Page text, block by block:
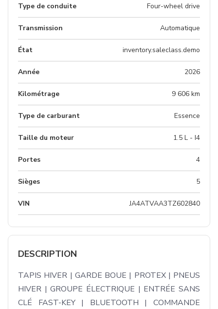
Type de conduite Four-wheel drive
Transmission Automatique
État inventory.saleclass.demo
Année 2026
Kilométrage 9 606 km
Type de carburant Essence
Taille du moteur 1.5 L - I4
Portes 4
Sièges 5
VIN JA4ATVAA3TZ602840
DESCRIPTION
TAPIS HIVER | GARDE BOUE | PROTEX | PNEUS
HIVER | GROUPE ÉLECTRIQUE | ENTRÉE SANS
CLÉ FAST-KEY | BLUETOOTH | COMMANDE